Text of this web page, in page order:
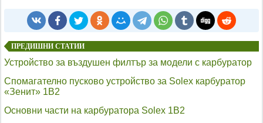
ПРЕДИШНИ СТАТИИ
Устройство за въздушен филтър за модели с карбуратор
Спомагателно пусково устройство за Solex карбуратор
«Зенит» 1B2
Основни части на карбуратора Solex 1B2